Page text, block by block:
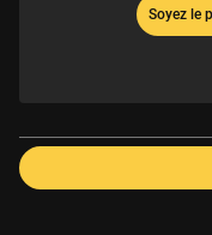
Soyez le